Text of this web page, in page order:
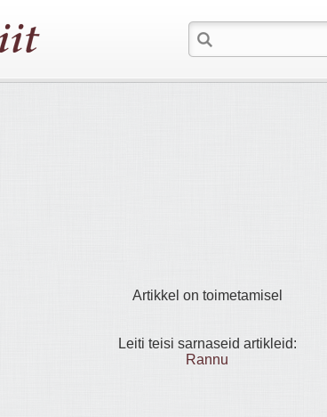
Artikkel on toimetamisel
Leiti teisi sarnaseid artikleid:
Rannu